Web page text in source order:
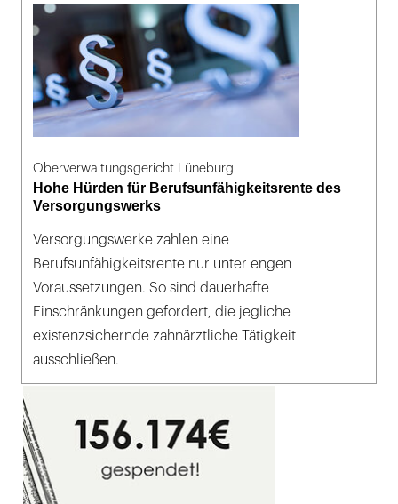
Oberverwaltungsgericht Lüneburg
Hohe Hürden für Berufsunfähigkeitsrente des
Versorgungswerks
Versorgungswerke zahlen eine
Berufsunfähigkeitsrente nur unter engen
Voraussetzungen. So sind dauerhafte
Einschränkungen gefordert, die jegliche
existenzsichernde zahnärztliche Tätigkeit
ausschließen.